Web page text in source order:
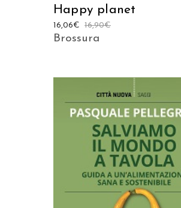
Happy planet
16,90€
16,06€
Brossura
AGGIUNGI AL CARRELLO